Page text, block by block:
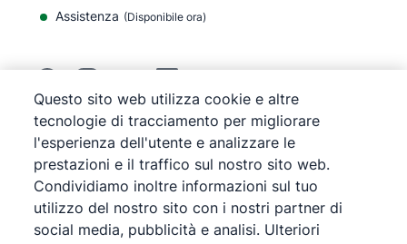
Assistenza (Disponibile ora)
©2026Pipedrive
Pipedrive
Termini di servizio
Pipedrive
Informativa sulla privacy
Mappa del sito
Informativa sui cookie
Preferenze cookie
Questo sito web utilizza cookie e altre
tecnologie di tracciamento per migliorare
l'esperienza dell'utente e analizzare le
prestazioni e il traffico sul nostro sito web.
Condividiamo inoltre informazioni sul tuo
utilizzo del nostro sito con i nostri partner di
social media, pubblicità e analisi. Ulteriori